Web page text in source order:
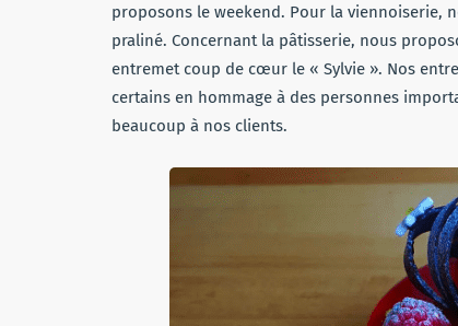
proposons le weekend. Pour la viennoiserie,
praliné. Concernant la pâtisserie, nous
entremet coup de cœur le « Sylvie ». Nos
certains en hommage à des personnes
beaucoup à nos clients.